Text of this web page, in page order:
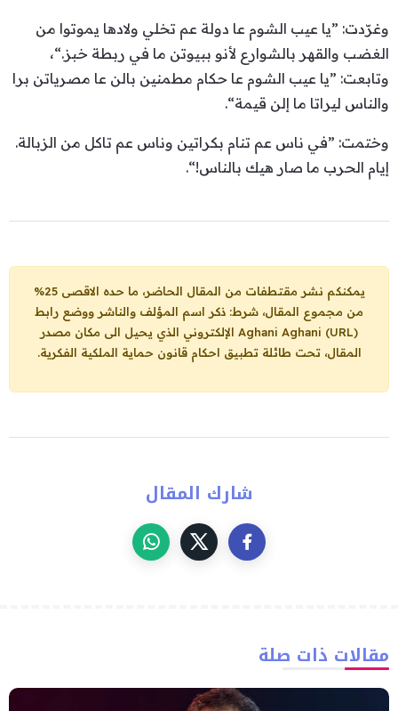
وغرّدت: ”يا عيب الشوم عا دولة عم تخلي ولادها يموتوا من
الغضب والقهر بالشوارع لأنو ببيوتن ما في ربطة خبز.“،
وتابعت: ”يا عيب الشوم عا حكام مطمنين بالن عا مصرياتن برا
والناس ليراتا ما إلن قيمة“.
وختمت: ”في ناس عم تنام بكراتين وناس عم تاكل من الزبالة.
إيام الحرب ما صار هيك بالناس!“.
يمكنكم نشر مقتطفات من المقال الحاضر، ما حده الاقصى 25%
من مجموع المقال، شرط: ذكر اسم المؤلف والناشر ووضع رابط
Aghani Aghani (URL) الإلكتروني الذي يحيل الى مكان مصدر
المقال، تحت طائلة تطبيق احكام قانون حماية الملكية الفكرية.
شارك المقال
مقالات ذات صلة